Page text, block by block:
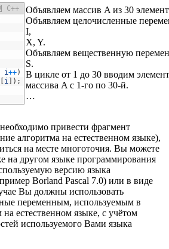
C++
i++)
i ) ;
Объявляем массив A из 30
Объявляем целочисленные
I,
X, Y.
Объявляем вещественную
S.
В цикле от 1 до 30 вводим
массива A с 1-го по 30-й.
…
привести фрагмент
алгоритма на естественном языке),
на месте многоточия. Вы можете
на другом языке программирования
версию языка
Borland Pascal 7.0) или в виде
Вы должны использовать
переменным, используемым в
естественном языке, с учётом
используемого Вами языка